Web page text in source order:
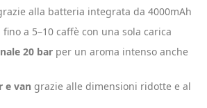
alla batteria integrata da 4000mAh
fino a 5–10 caffè con una sola carica
20 bar per un aroma intenso anche
e van grazie alle dimensioni ridotte e al